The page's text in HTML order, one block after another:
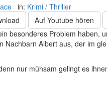
in: Krimi / Thriller
Auf Youtube hören
besonderes Problem haben,
Albert aus, der im
nur mühsam gelingt es